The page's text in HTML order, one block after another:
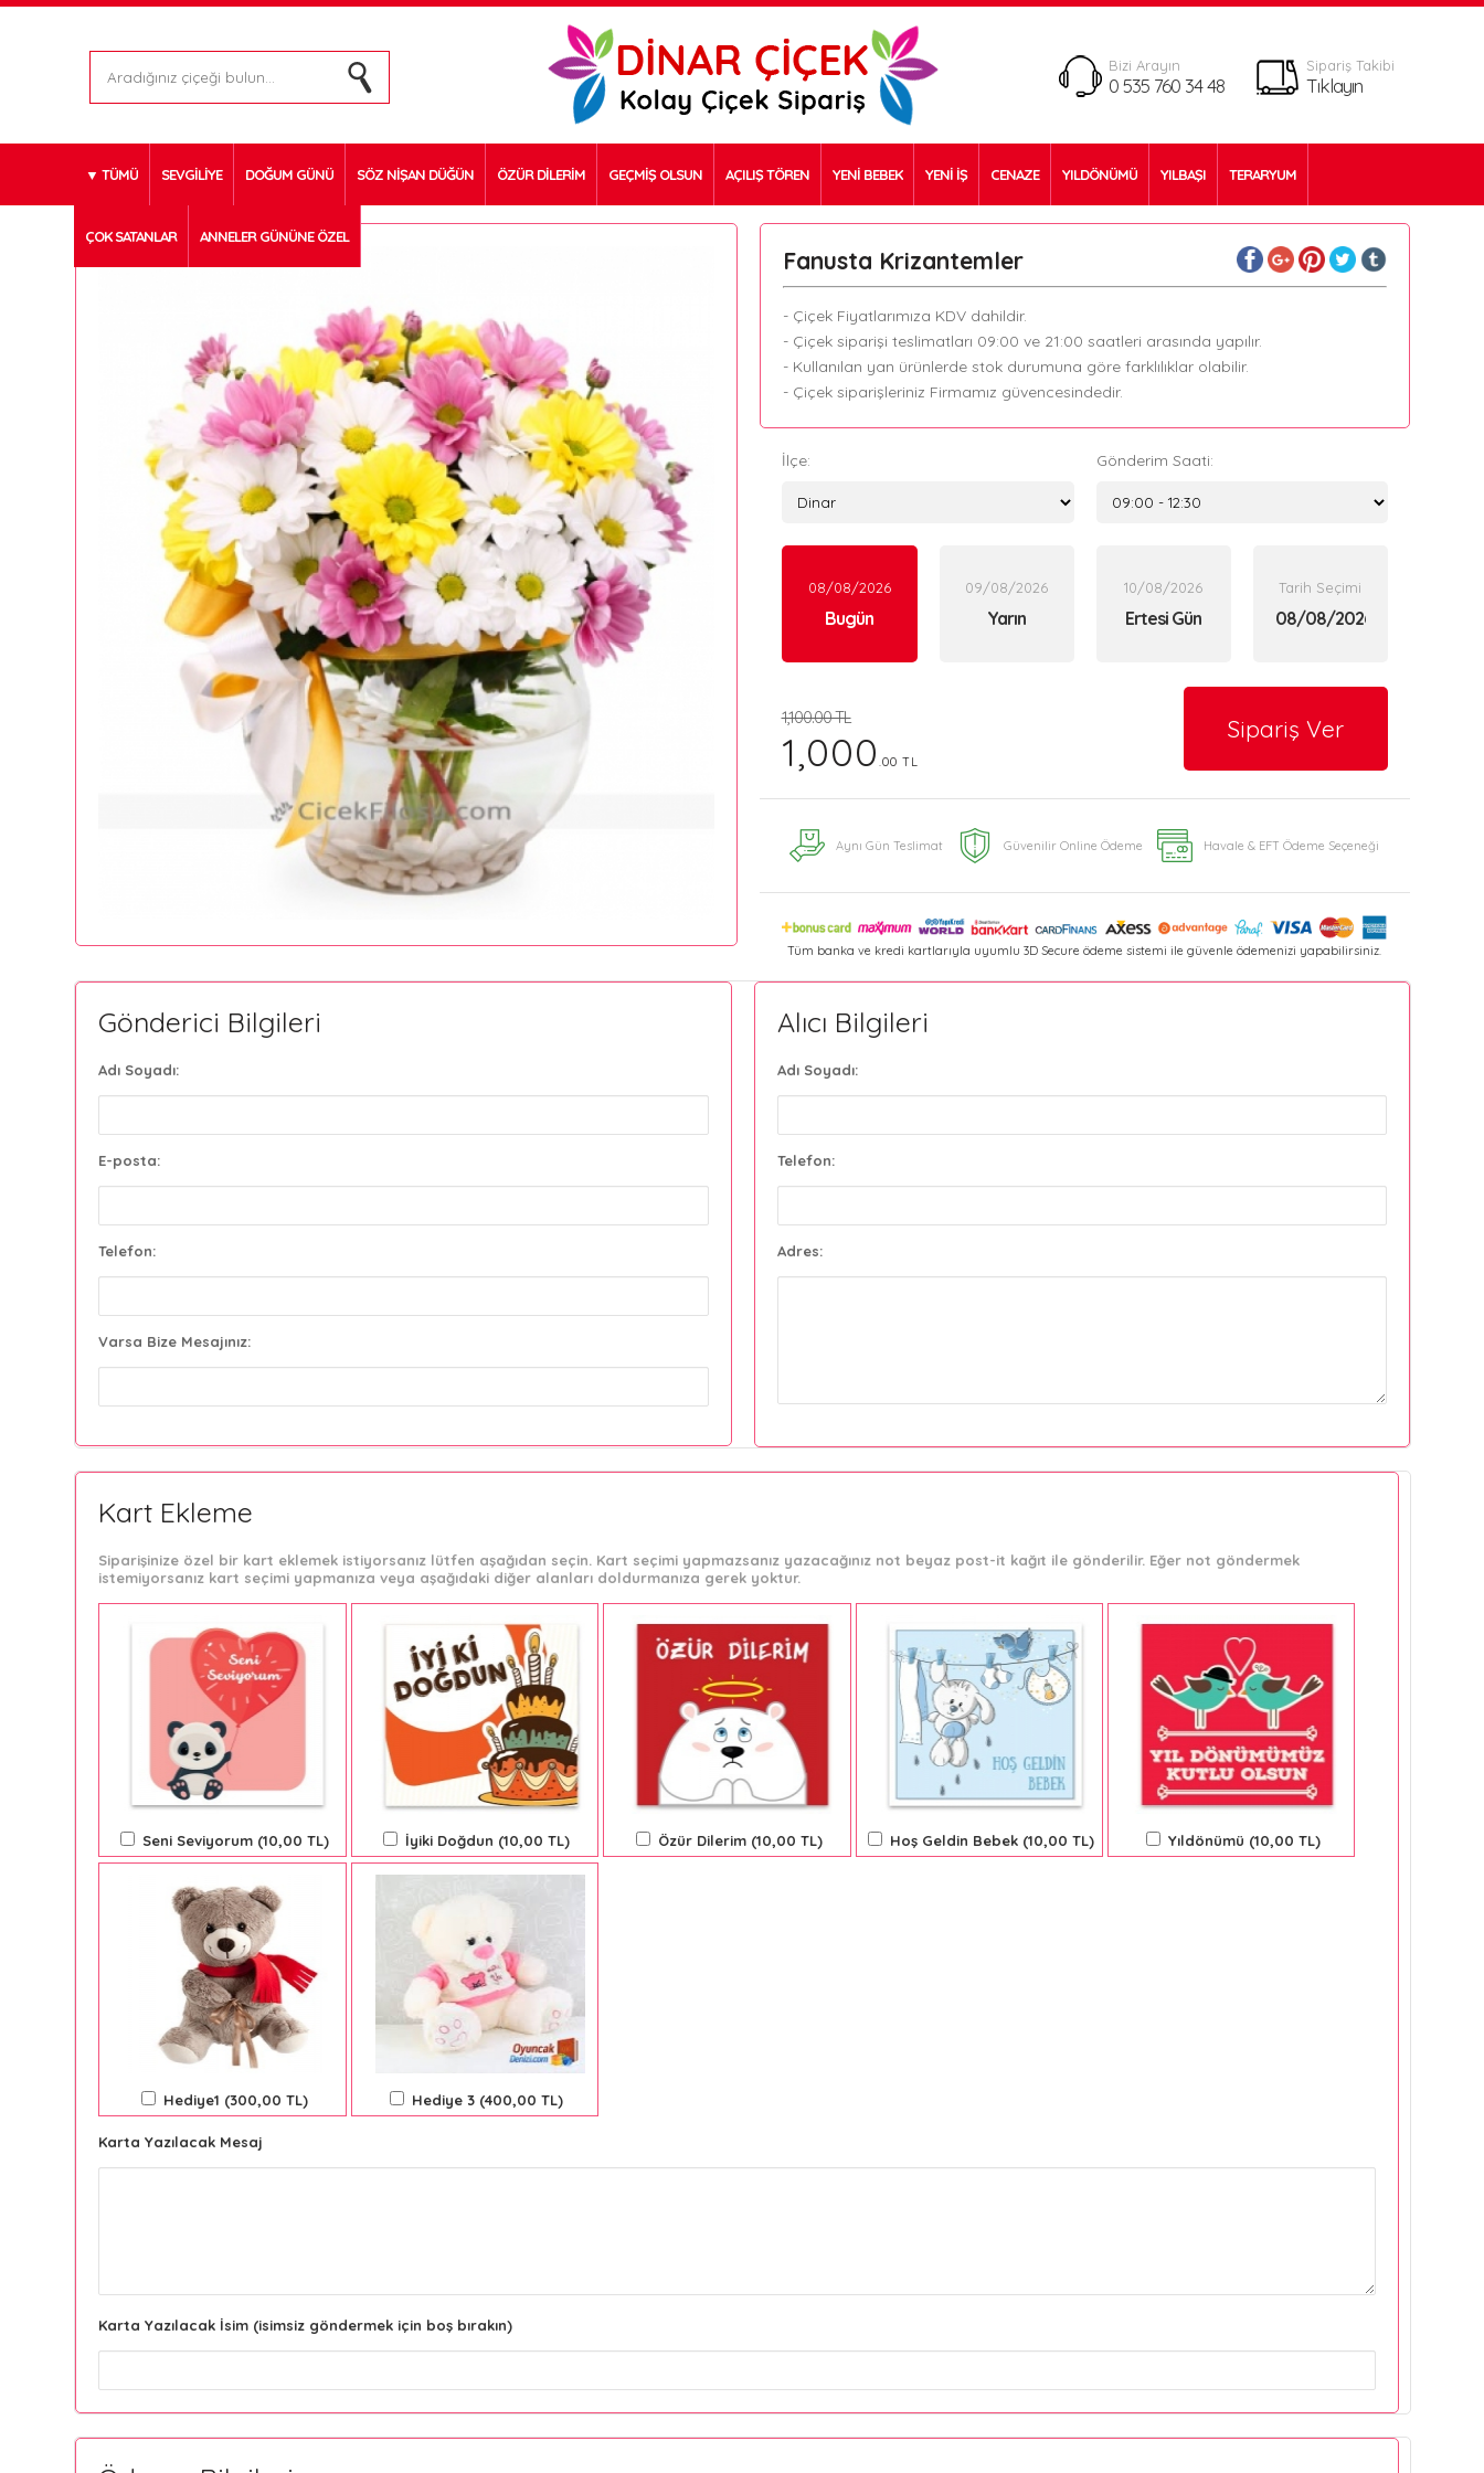
Bizi Arayın
0 535 760 34 48
Sipariş Takibi
Tıklayın
TÜMÜ SEVGİLİYE DOĞUM GÜNÜ SÖZ NİŞAN DÜĞÜN ÖZÜR DİLERİM GEÇMİŞ OLSUN AÇILIŞ TÖREN YENİ BEBEK YENİ İŞ CENAZE YILDÖNÜMÜ YILBAŞI TERARYUM
ÇOK SATANLAR ANNELER GÜNÜNE ÖZEL
Fanusta Krizantemler
- Çiçek Fiyatlarımıza KDV dahildir.
- Çiçek siparişi teslimatları 09:00 ve 21:00 saatleri arasında yapılır.
- Kullanılan yan ürünlerde stok durumuna göre farklılıklar olabilir.
- Çiçek siparişleriniz Firmamız güvencesindedir.
İlçe: Gönderim Saati:
08/08/2026
Bugün
09/08/2026
Yarın
10/08/2026
Ertesi Gün
Tarih Seçimi
1,100.00 TL
1,000 .00 TL
Sipariş Ver
Aynı Gün Teslimat Güvenilir Online Ödeme Havale & EFT Ödeme Seçeneği
Tüm banka ve kredi kartlarıyla uyumlu 3D Secure ödeme sistemi ile güvenle ödemenizi yapabilirsiniz.
Gönderici Bilgileri
Adı Soyadı:
E-posta:
Telefon:
Varsa Bize Mesajınız:
Alıcı Bilgileri
Adı Soyadı:
Telefon:
Adres:
Kart Ekleme
Siparişinize özel bir kart eklemek istiyorsanız lütfen aşağıdan seçin. Kart seçimi yapmazsanız yazacağınız not beyaz post-it kağıt ile gönderilir. Eğer not göndermek
istemiyorsanız kart seçimi yapmanıza veya aşağıdaki diğer alanları doldurmanıza gerek yoktur.
Seni Seviyorum (10,00 TL) İyiki Doğdun (10,00 TL) Özür Dilerim (10,00 TL) Hoş Geldin Bebek (10,00 TL) Yıldönümü (10,00 TL)
Hediye1 (300,00 TL) Hediye 3 (400,00 TL)
Karta Yazılacak Mesaj
Karta Yazılacak İsim (isimsiz göndermek için boş bırakın)